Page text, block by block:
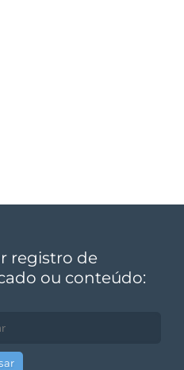
registro de
ou conteúdo: